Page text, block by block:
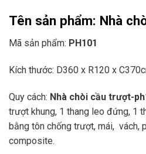
Tên sản phẩm: Nhà
Mã sản phẩm: PH101
Kích thước: D360 x R120 x
Quy cách: Nhà chòi cầu trượt-
trượt khung, 1 thang leo đứng, 1
bằng tôn chống trượt, mái, vách,
composite.